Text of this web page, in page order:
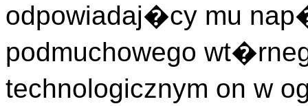
odpowiadaj�cy mu
podmuchowego
technologicznym on w